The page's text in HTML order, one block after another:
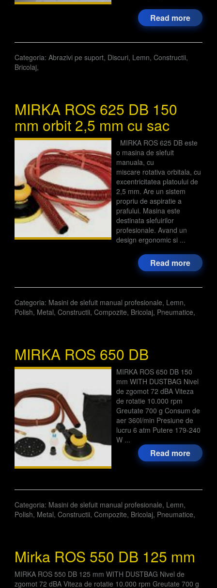
Read more
Categoria: Abrazivi pe suport, Discuri, Lemn, Constructii,
Bricolaj,
MIRKA ROS 625 DB 150
mm orbit 2,5 mm cu sac
MIRKA ROS 625 DB este
o masina de slefuit
manuala, cu
miscare rotativa orbitala, cu
excentricitatea platoului de
2,5 mm. Are un sistem
propriu de aspiratie a
prafului. Masina este
destinata slefuirilor
profesionale. Avand un
design ergonomic si ...
Read more
Categoria: Masini de slefuit manual profesionale, Lemn,
Polish, Metal, Constructii, Compozite, Bricolaj, Pneumatice,
MIRKA ROS 650 DB
MIRKA ROS 650 DB 150
mm WITH DUSTBAG Nivel
de zgomot 72 dBA Viteza
de rotatie 10.000 rpm
Greutate 700 g Consum de
aer 360l/min Presiune de
lucru 6 atm Putere 179-240
W ...
Read more
Categoria: Masini de slefuit manual profesionale, Lemn,
Polish, Metal, Constructii, Compozite, Bricolaj, Pneumatice,
Mirka ROS 550 DB 125 mm
MIRKA ROS 550 DB 125 mm WITH DUSTBAG Nivel de
zgomot 72 dBA Viteza de rotatie 10.000 rpm Greutate 700 g